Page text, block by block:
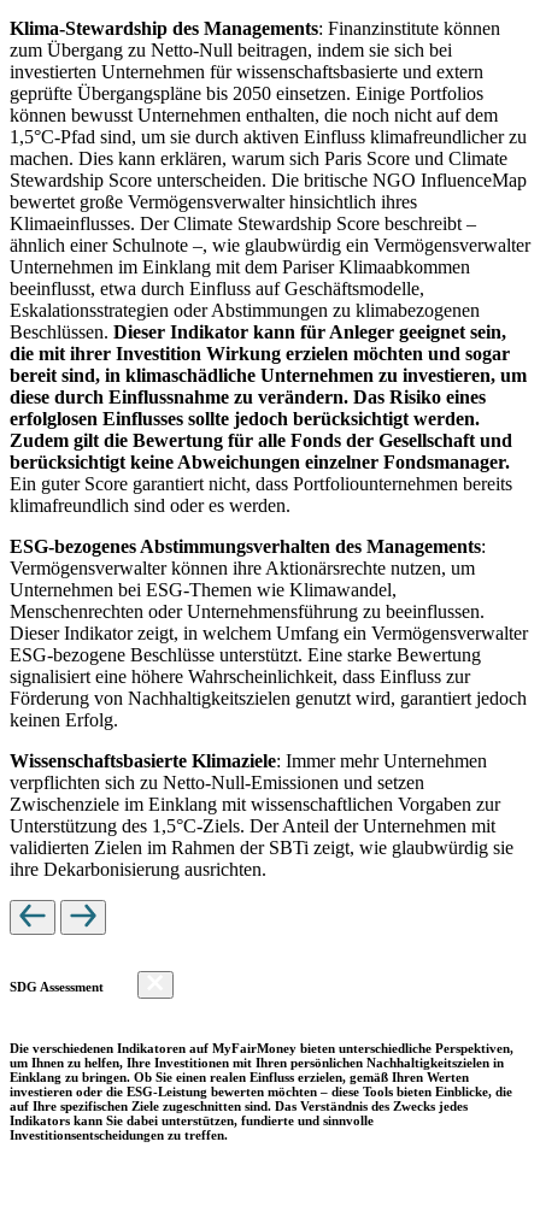
Klima-Stewardship des Managements: Finanzinstitute können
zum Übergang zu Netto-Null beitragen, indem sie sich bei
investierten Unternehmen für wissenschaftsbasierte und extern
geprüfte Übergangspläne bis 2050 einsetzen. Einige Portfolios
können bewusst Unternehmen enthalten, die noch nicht auf dem
1,5°C-Pfad sind, um sie durch aktiven Einfluss klimafreundlicher zu
machen. Dies kann erklären, warum sich Paris Score und Climate
Stewardship Score unterscheiden. Die britische NGO InfluenceMap
bewertet große Vermögensverwalter hinsichtlich ihres
Klimaeinflusses. Der Climate Stewardship Score beschreibt –
ähnlich einer Schulnote –, wie glaubwürdig ein Vermögensverwalter
Unternehmen im Einklang mit dem Pariser Klimaabkommen
beeinflusst, etwa durch Einfluss auf Geschäftsmodelle,
Eskalationsstrategien oder Abstimmungen zu klimabezogenen
Beschlüssen. Dieser Indikator kann für Anleger geeignet sein,
die mit ihrer Investition Wirkung erzielen möchten und sogar
bereit sind, in klimaschädliche Unternehmen zu investieren, um
diese durch Einflussnahme zu verändern. Das Risiko eines
erfolglosen Einflusses sollte jedoch berücksichtigt werden.
Zudem gilt die Bewertung für alle Fonds der Gesellschaft und
berücksichtigt keine Abweichungen einzelner Fondsmanager.
Ein guter Score garantiert nicht, dass Portfoliounternehmen bereits
klimafreundlich sind oder es werden.
ESG-bezogenes Abstimmungsverhalten des Managements:
Vermögensverwalter können ihre Aktionärsrechte nutzen, um
Unternehmen bei ESG-Themen wie Klimawandel,
Menschenrechten oder Unternehmensführung zu beeinflussen.
Dieser Indikator zeigt, in welchem Umfang ein Vermögensverwalter
ESG-bezogene Beschlüsse unterstützt. Eine starke Bewertung
signalisiert eine höhere Wahrscheinlichkeit, dass Einfluss zur
Förderung von Nachhaltigkeitszielen genutzt wird, garantiert jedoch
keinen Erfolg.
Wissenschaftsbasierte Klimaziele: Immer mehr Unternehmen
verpflichten sich zu Netto-Null-Emissionen und setzen
Zwischenziele im Einklang mit wissenschaftlichen Vorgaben zur
Unterstützung des 1,5°C-Ziels. Der Anteil der Unternehmen mit
validierten Zielen im Rahmen der SBTi zeigt, wie glaubwürdig sie
ihre Dekarbonisierung ausrichten.
SDG Assessment
Die verschiedenen Indikatoren auf MyFairMoney bieten unterschiedliche Perspektiven,
um Ihnen zu helfen, Ihre Investitionen mit Ihren persönlichen Nachhaltigkeitszielen in
Einklang zu bringen. Ob Sie einen realen Einfluss erzielen, gemäß Ihren Werten
investieren oder die ESG-Leistung bewerten möchten – diese Tools bieten Einblicke, die
auf Ihre spezifischen Ziele zugeschnitten sind. Das Verständnis des Zwecks jedes
Indikators kann Sie dabei unterstützen, fundierte und sinnvolle
Investitionsentscheidungen zu treffen.